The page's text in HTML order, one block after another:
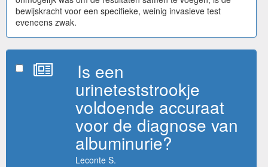
bewijskracht voor een specifieke, weinig invasieve test
eveneens zwak.
Is een
urineteststrookje
voldoende accuraat
voor de diagnose van
albuminurie?
Leconte S.